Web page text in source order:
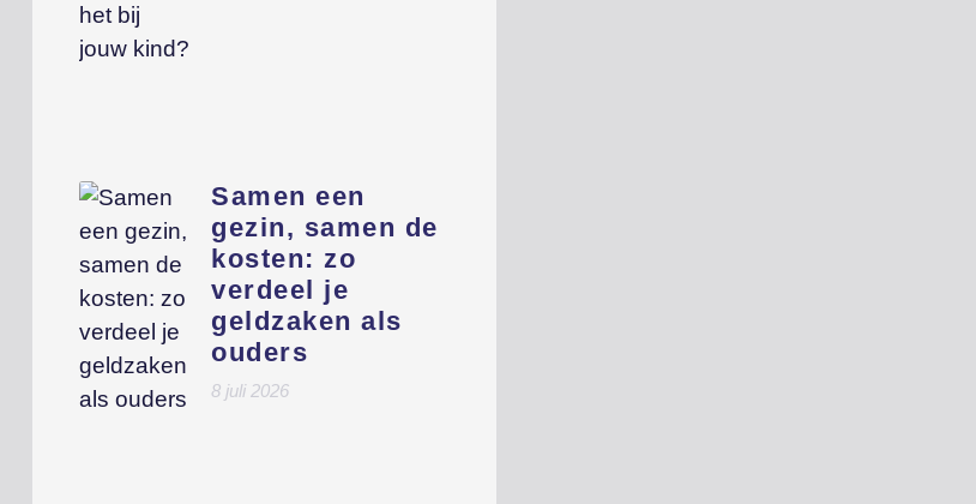
Samen een
gezin, samen de
kosten: zo
verdeel je
geldzaken als
ouders
8 juli 2026